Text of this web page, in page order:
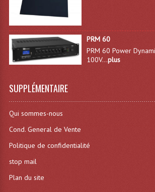
Angles Structure SC150
Angles Structure SD250
Angles Structure Triodéco
PRM 60
PRM 60 Power
100V...plus
SUPPLÉMENTAIRE
Qui sommes-nous
Cond. General de Vente
Politique de confidentialité
stop mail
Plan du site